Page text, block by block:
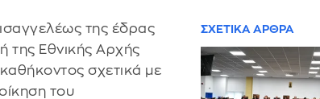
της έδρας
της Εθνικής Αρχής
σχετικά με
του
ΣΧΕΤΙΚΑ ΑΡΘΡΑ